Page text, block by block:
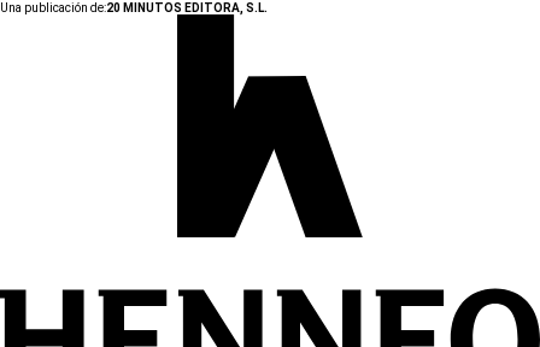
Una publicación de:20 MINUTOS EDITORA, S.L.